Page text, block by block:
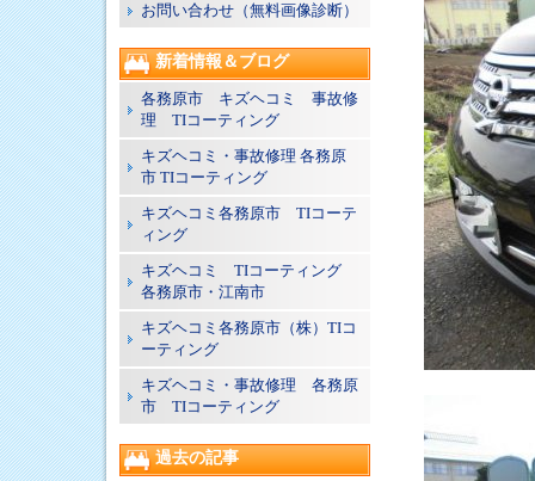
お問い合わせ（無料画像診断）
新着情報＆ブログ
各務原市 キズヘコミ 事故修
理 TIコーティング
キズヘコミ・事故修理 各務原
市 TIコーティング
キズヘコミ各務原市 TIコーテ
ィング
キズヘコミ TIコーティング
各務原市・江南市
キズヘコミ各務原市（株）TIコ
ーティング
キズヘコミ・事故修理 各務原
市 TIコーティング
過去の記事